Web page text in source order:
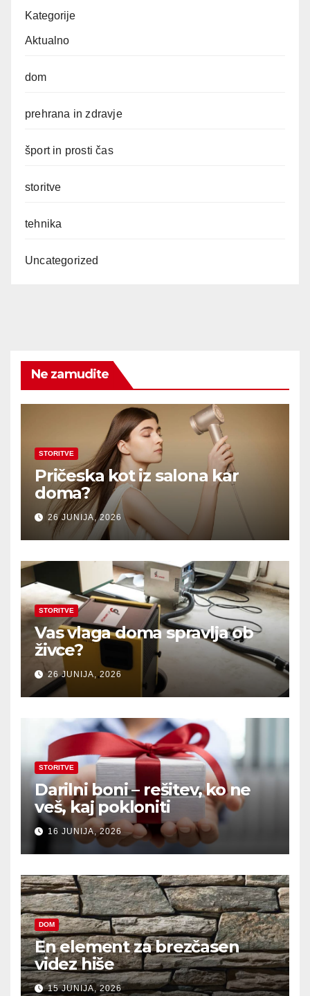
Kategorije
Aktualno
dom
prehrana in zdravje
šport in prosti čas
storitve
tehnika
Uncategorized
Ne zamudite
STORITVE
Pričeska kot iz salona kar
doma?
26 JUNIJA, 2026
STORITVE
Vas vlaga doma spravlja ob
živce?
26 JUNIJA, 2026
STORITVE
Darilni boni – rešitev, ko ne
veš, kaj pokloniti
16 JUNIJA, 2026
DOM
En element za brezčasen
videz hiše
15 JUNIJA, 2026